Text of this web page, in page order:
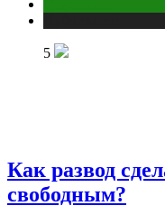
5
Как развод
свободным?